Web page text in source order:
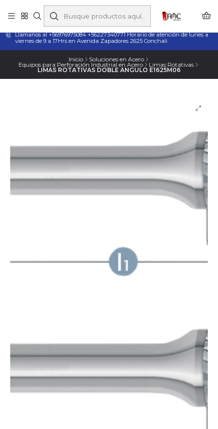
Taladros Magnéticos en Chile | Venta, Arriendo y Servicio
Técnico
Llamanos al +56976975084 +56227340771 Horario de atención de lunes a
viernes de 9 a 17Hrs en Avenida Zapadores 2625 Conchali
Inicio Soluciones en Acero
Equipos para Perforación Industrial en Acero Limas Rotativas
LIMAS ROTATIVAS DOBLE ANGULO E1625M06